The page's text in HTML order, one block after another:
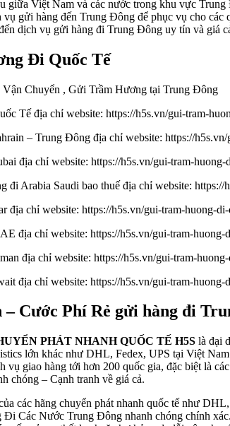
giữa Việt Nam và các nước trong khu vực Trung
vụ gửi hàng đến Trung Đông để phục vụ cho
dịch vụ gửi hàng đi Trung Đông uy tín và giá
Đi Quốc Tế
Vận Chuyển , Gửi Trầm Hương tại Trung Đông
Tế địa chỉ website: https://h5s.vn/gui-tram-
– Trung Đông địa chỉ website: https://
địa chỉ website: https://h5s.vn/gui-tram-huong-
đi Arabia Saudi bao thuế địa chỉ website:
địa chỉ website: https://h5s.vn/gui-tram-huong-di-
địa chỉ website: https://h5s.vn/gui-tram-huong-
địa chỉ website: https://h5s.vn/gui-tram-
địa chỉ website: https://h5s.vn/gui-tram-huong-
Cước Phí Rẻ gửi hàng đi
PHÁT NHANH QUỐC TẾ H5S là đại
lớn khác như DHL, Fedex, UPS tại Việt
vụ giao hàng tới hơn 200 quốc gia, đặc biệt là
chóng – Cạnh tranh về giá cả.
các hãng chuyển phát nhanh quốc tế như
Các Nước Trung Đông nhanh chóng chính